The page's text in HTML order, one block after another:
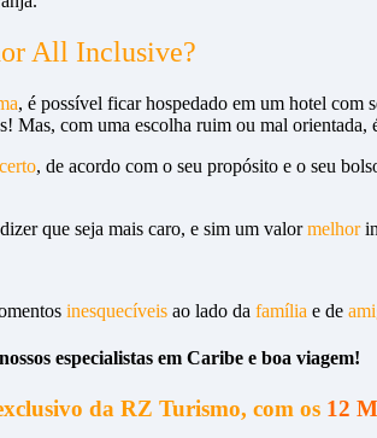
All Inclusive?
, é possível ficar hospedado em um hotel com
Mas, com uma escolha ruim ou mal
, de acordo com o seu propósito e o seu
que seja mais caro, e sim um valormelhor
inesquecíveis ao lado da família e de
especialistas em Caribe e boa viagem!
da RZ Turismo, com os 12